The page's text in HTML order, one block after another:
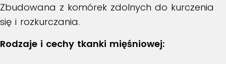
Zbudowana z komórek zdolnych do kurczenia
się i rozkurczania.
Rodzaje i cechy tkanki mięśniowej: